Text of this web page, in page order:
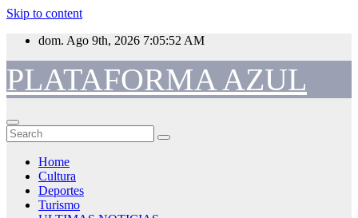
Skip to content
dom. Ago 9th, 2026 7:05:53 AM
PLATAFORMA AZUL
Home
Cultura
Deportes
Turismo